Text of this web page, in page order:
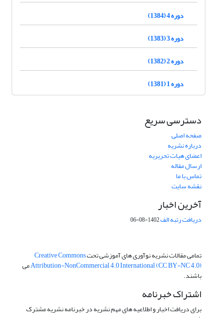
دوره 4 (1384)
دوره 3 (1383)
دوره 2 (1382)
دوره 1 (1381)
دسترسی سریع
صفحه اصلی
درباره نشریه
اعضای هیات تحریریه
ارسال مقاله
تماس با ما
نقشه سایت
آخرین اخبار
دریافت رتبه الف1402-08-06
تمامی مقالات نشریه نوآوری های آموزشی تحتCreative Commons
Attribution-NonCommercial 4.0 International (CC BY-NC 4.0)می
باشند.
اشتراک خبرنامه
برای دریافت اخبار و اطلاعیه های مهم نشریه در خبرنامه نشریه مشترک